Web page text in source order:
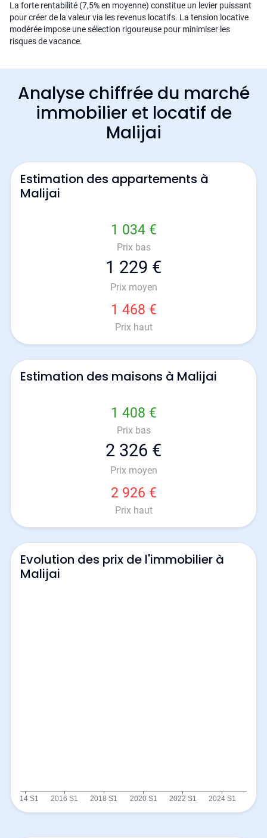
La forte rentabilité (7,5% en moyenne) constitue un levier puissant
pour créer de la valeur via les revenus locatifs. La tension locative
modérée impose une sélection rigoureuse pour minimiser les
risques de vacance.
Analyse chiffrée du marché
immobilier et locatif de
Malijai
Estimation des appartements à
Malijai
1 034 €
Prix bas
1 229 €
Prix moyen
1 468 €
Prix haut
Estimation des maisons à Malijai
1 408 €
Prix bas
2 326 €
Prix moyen
2 926 €
Prix haut
Evolution des prix de l'immobilier à
Malijai